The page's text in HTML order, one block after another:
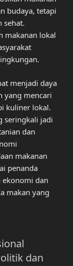
budaya, tetapi
sehat.
makanan lokal
menjadi daya
yang mencari
kuliner lokal.
seringkali jadi
dan
makanan
penanda
dan
makan yang
dan